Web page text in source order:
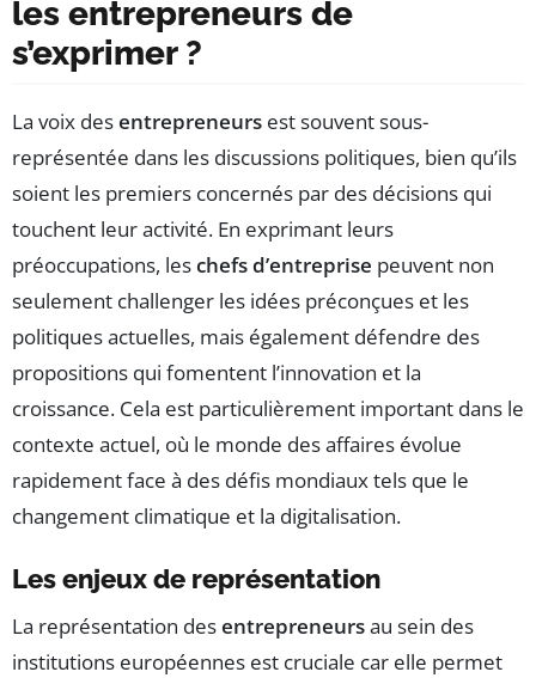
les entrepreneurs de
s’exprimer ?
La voix desentrepreneurs est souvent sous-
représentée dans les discussions politiques, bien qu’ils
soient les premiers concernés par des décisions qui
touchent leur activité. En exprimant leurs
préoccupations, leschefs d’entreprise peuvent non
seulement challenger les idées préconçues et les
politiques actuelles, mais également défendre des
propositions qui fomentent l’innovation et la
croissance. Cela est particulièrement important dans le
contexte actuel, où le monde des affaires évolue
rapidement face à des défis mondiaux tels que le
changement climatique et la digitalisation.
Les enjeux de représentation
La représentation desentrepreneursau sein des
institutions européennes est cruciale car elle permet